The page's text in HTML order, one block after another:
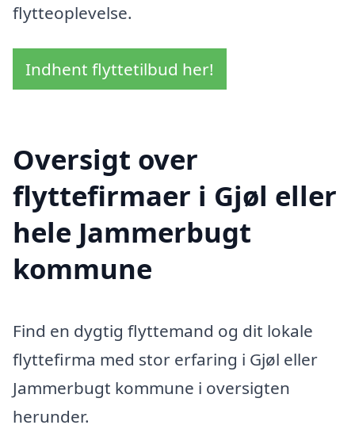
flytteoplevelse.
Indhent flyttetilbud her!
Oversigt over
flyttefirmaer i Gjøl eller
hele Jammerbugt
kommune
Find en dygtig flyttemand og dit lokale
flyttefirma med stor erfaring i Gjøl eller
Jammerbugt kommune i oversigten
herunder.